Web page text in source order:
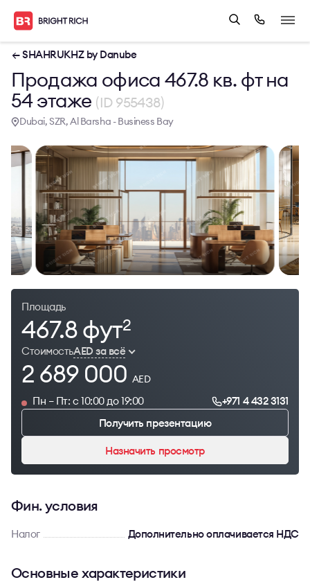
← SHAHRUKHZ by Danube
Продажа офиса 467.8 кв. фт на
54 этаже (ID 955438)
Dubai, SZR, Al Barsha - Business Bay
Площадь
467.8 фут2
СтоимостьAED за всё
2 689 000 AED
Пн – Пт: с 10:00 до 19:00
+971 4 432 3131
Получить презентацию
Назначить просмотр
Фин. условия
Налог Дополнительно оплачивается НДС
Основные характеристики